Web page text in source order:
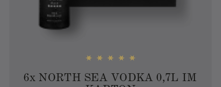
6xNORTH SEA GIN 0,7L IM